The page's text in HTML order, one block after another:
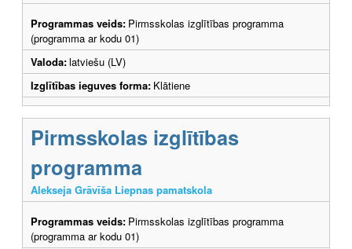
Programmas veids: Pirmsskolas izglītības programma
(programma ar kodu 01)
Valoda:latviešu (LV)
Izglītības ieguves forma: Klātiene
Pirmsskolas izglītības
programma
Alekseja Grāvīša Liepnas pamatskola
Programmas veids: Pirmsskolas izglītības programma
(programma ar kodu 01)